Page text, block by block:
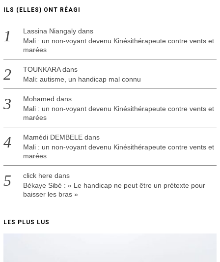
ILS (ELLES) ONT RÉAGI
Lassina Niangalydans
Mali : un non-voyant devenu Kinésithérapeute contre vents et
marées
TOUNKARAdans
Mali: autisme, un handicap mal connu
Mohamed dans
Mali : un non-voyant devenu Kinésithérapeute contre vents et
marées
Mamédi DEMBELEdans
Mali : un non-voyant devenu Kinésithérapeute contre vents et
marées
click here dans
Békaye Sibé : « Le handicap ne peut être un prétexte pour
baisser les bras »
LES PLUS LUS